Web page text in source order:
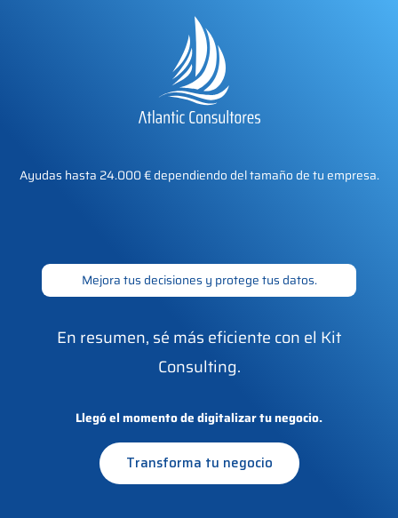
Ayudas hasta 24.000 € dependiendo del tamaño de tu empresa.
Mejora tus decisiones y protege tus datos.
En resumen, sé más eficiente con el Kit
Consulting.
Llegó el momento de digitalizar tu negocio.
Transforma tu negocio